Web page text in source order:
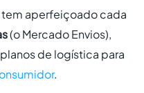
tem aperfeiçoado cada
(o Mercado Envios),
de logística para
.